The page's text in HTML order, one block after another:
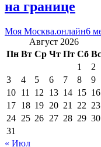
на границе
Моя Москва.онлайн6
Август 2026
Пн Вт Ср Чт Пт Сб Вс
1
2
3
4 5 6 7 8
9
10 11 12 13 14 15 16
17 18 19 20 21 22 23
24 25 26 27 28 29 30
31
« Июл